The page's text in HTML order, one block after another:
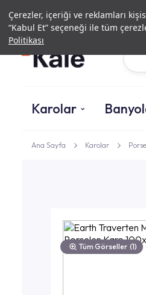
Çerezler, içeriği ve reklamları
“Kabul Et” seçeneği ile tüm
Politikası
Karolar
Ana Sayfa Karolar
Tüm Görseller (1)